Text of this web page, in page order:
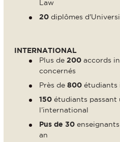
Law
20 diplômes
INTERNATIONAL
Plus de 200 accords
concernés
Près de 800 étudiants
150 étudiants passant
l’international
Pus de 30
an